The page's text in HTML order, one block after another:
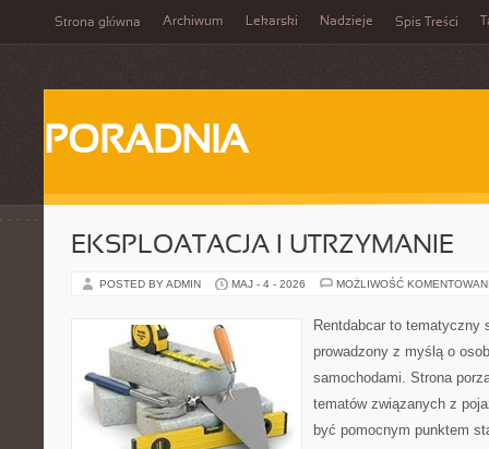
Strona główna Archiwum Lekarski Nadzieje Spis Treści
PORADNIA
EKSPLOATACJA I UTRZYMANIE
POSTED BY ADMIN MAJ - 4 - 2026 MOŻLIWOŚĆ
Rentdabcar to tematyczny
prowadzony z myślą o
samochodami. Strona
tematów związanych z
być pomocnym punktem